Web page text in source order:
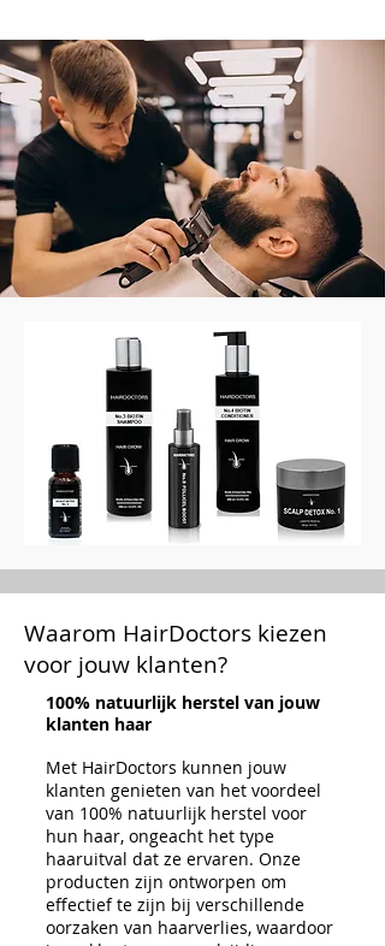
Waarom HairDoctors kiezen
voor jouw klanten?
100% natuurlijk herstel van jouw
klanten haar
Met HairDoctors kunnen jouw
klanten genieten van het voordeel
van 100% natuurlijk herstel voor
hun haar, ongeacht het type
haaruitval dat ze ervaren. Onze
producten zijn ontworpen om
effectief te zijn bij verschillende
oorzaken van haarverlies, waardoor